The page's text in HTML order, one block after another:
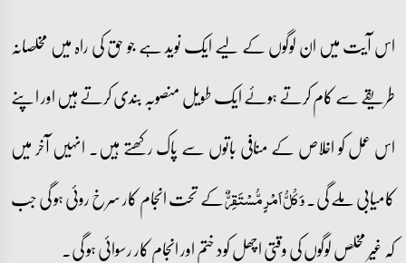
اس آیت میں ان لوگوں کے لیے ایک نوید ہے جو حق کی راہ میں مخلصانہ
طریقے سے کام کرتے ہوئے ایک طویل منصوبہ بندی کرتے ہیں اور اپنے
اس عمل کو اخلاص کے منافی باتوں سے پاک رکھتے ہیں۔ انہیں آخر میں
کامیابی ملے گی۔وَ کُلُّ اَمۡرٍ مُّسۡتَقِرٌّکے تحت انجام کار سرخ روئی ہو گی جب
کہ غیر مخلص لوگوں کی وقتی اچھل کود ختم اور انجام کار رسوائی ہو گی۔